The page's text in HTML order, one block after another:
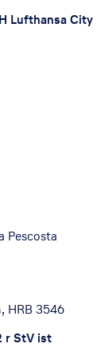
Lufthansa City
Pescosta
HRB 3546
r StV ist